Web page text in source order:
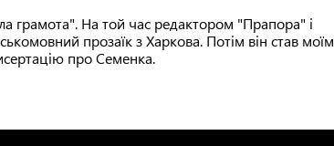
грамота". На той час редактором "Прапора" і
прозаїк з Харкова. Потім він став моїм
про Семенка.